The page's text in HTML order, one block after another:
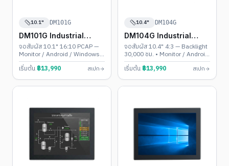
10.1" DM101G
DM101G Industrial
Touch PC
จอสัมผัส 10.1" 16:10 PCAP —
Monitor / Android / Windows •
รองรับ 1920×1200
เริ่มต้น ฿13,990 สเปก
10.4" DM104G
DM104G Industrial
Touch PC
จอสัมผัส 10.4" 4:3 — Backlight
30,000 ชม. • Monitor / Android
/ Windows
เริ่มต้น ฿13,990 สเปก